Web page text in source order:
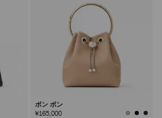
ボン ボン
¥165,000